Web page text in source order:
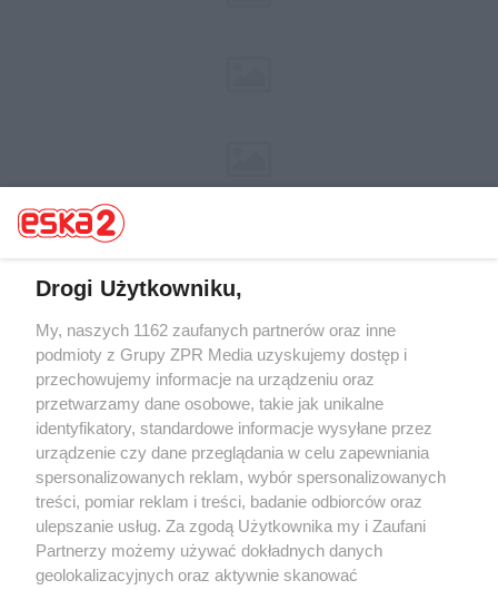
Żaden utwór zamieszczony w serwisie nie może być powielany i
rozpowszechniany lub dalej rozpowszechniany w jakikolwiek sposób (w
tym także elektroniczny lub mechaniczny) na jakimkolwiek polu
eksploatacji w jakiejkolwiek formie, włącznie z umieszczaniem w
Internecie bez pisemnej zgody właściciela praw. Jakiekolwiek użycie lub
wykorzystanie utworów w całości lub w części z naruszeniem prawa,
tzn. bez właściwej zgody, jest zabronione pod groźbą kary i może być
ścigane prawnie.
Drogi Użytkowniku,
My, naszych 1162 zaufanych partnerów oraz inne
podmioty z Grupy ZPR Media uzyskujemy dostęp i
przechowujemy informacje na urządzeniu oraz
przetwarzamy dane osobowe, takie jak unikalne
identyfikatory, standardowe informacje wysyłane przez
urządzenie czy dane przeglądania w celu zapewniania
spersonalizowanych reklam, wybór spersonalizowanych
treści, pomiar reklam i treści, badanie odbiorców oraz
ulepszanie usług. Za zgodą Użytkownika my i Zaufani
Partnerzy możemy używać dokładnych danych
geolokalizacyjnych oraz aktywnie skanować